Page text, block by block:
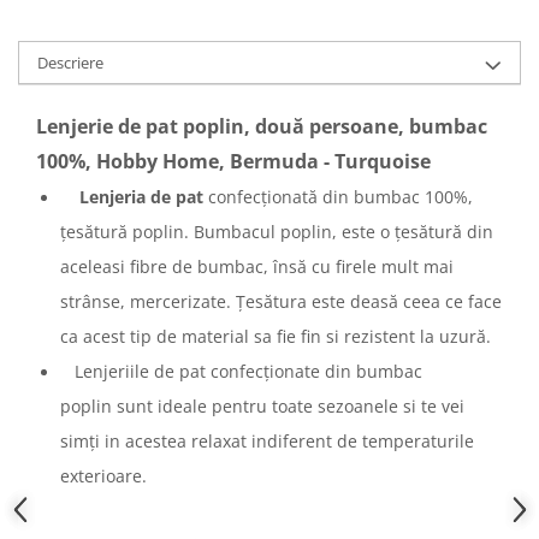
Descriere
Lenjerie de pat poplin, două persoane, bumbac
100%, Hobby Home, Bermuda - Turquoise
Lenjeria de pat confecționată din bumbac 100%,
țesătură poplin. Bumbacul poplin, este o țesătură din
aceleasi fibre de bumbac, însă cu firele mult mai
strânse, mercerizate. Țesătura este deasă ceea ce face
ca acest tip de material sa fie fin si rezistent la uzură.
Lenjeriile de pat confecționate din bumbac
poplin sunt ideale pentru toate sezoanele si te vei
simți in acestea relaxat indiferent de temperaturile
exterioare.